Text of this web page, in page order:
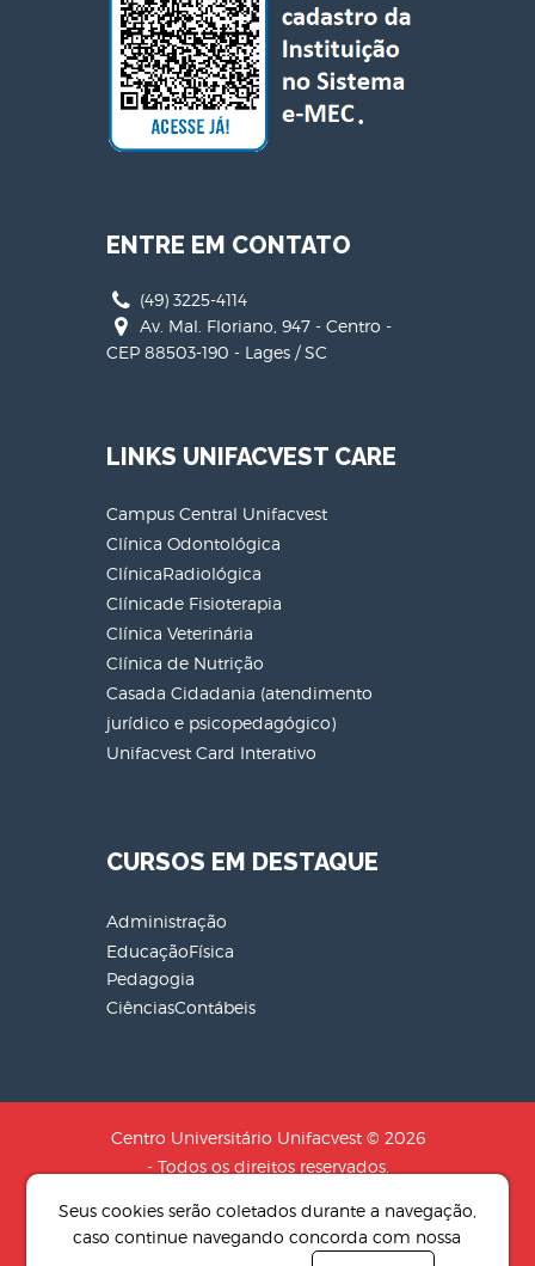
ENTRE EM CONTATO
(49) 3225-4114
Av. Mal. Floriano, 947 - Centro -
CEP 88503-190 - Lages / SC
LINKS UNIFACVEST CARE
Campus Central Unifacvest
Clínica Odontológica
ClínicaRadiológica
Clínicade Fisioterapia
Clínica Veterinária
Clínica de Nutrição
Casada Cidadania (atendimento
jurídico e psicopedagógico)
Unifacvest Card Interativo
CURSOS EM DESTAQUE
Administração
EducaçãoFísica
Pedagogia
CiênciasContábeis
Centro Universitário Unifacvest © 2026
- Todos os direitos reservados.
Social: SOCIEDADE DE EDUCACAO N.S
AUXILIADORA LTDA
Seus cookies serão coletados durante a navegação,
caso continue navegando concorda com nossa